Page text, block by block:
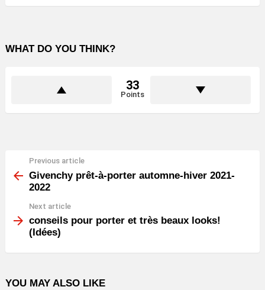
WHAT DO YOU THINK?
33
Points
more
Previous article
Givenchy prêt-à-porter automne-hiver 2021-
2022
Next article
conseils pour porter et très beaux looks!
(Idées)
YOU MAY ALSO LIKE